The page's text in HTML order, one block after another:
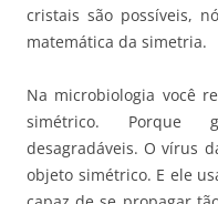
cristais são possíveis,
matemática da simetria.
Na microbiologia você
simétrico. Porque
desagradáveis. O vírus
objeto simétrico. E ele